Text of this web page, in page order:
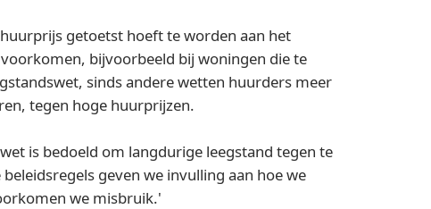
getoetst hoeft te worden aan het
bijvoorbeeld bij woningen die te
sinds andere wetten huurders meer
tegen hoge huurprijzen.
is bedoeld om langdurige leegstand tegen te
geven we invulling aan hoe we
we misbruik.'